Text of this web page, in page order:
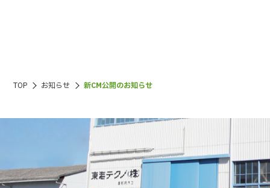
TOP お知らせ 新CM公開のお知らせ